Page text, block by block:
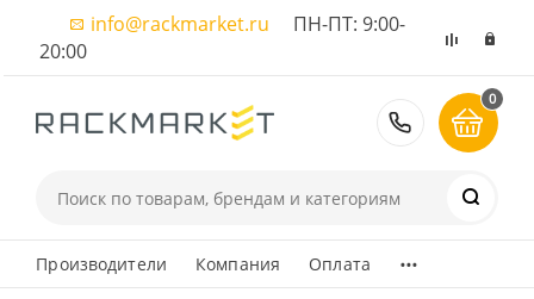
info@rackmarket.ru ПН-ПТ: 9:00-
20:00
8 (495)
0
Производители Компания Оплата ...